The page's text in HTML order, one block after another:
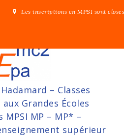
Les inscriptions en MPSI sont
– Classes
Grandes Écoles
MP – MP* –
supérieur